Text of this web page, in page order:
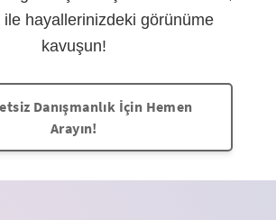
hayallerinizdeki görünüme
kavuşun!
Danışmanlık İçin Hemen
Arayın!